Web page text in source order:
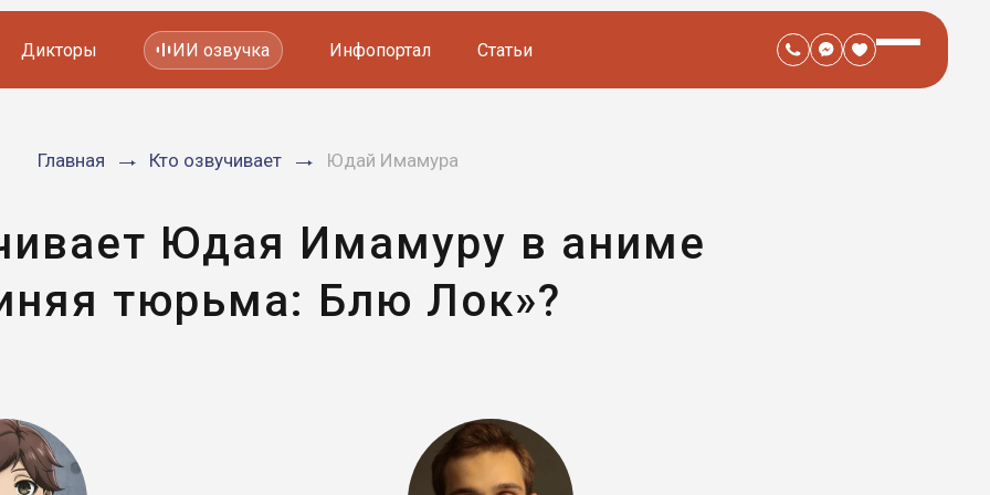
Мультфильмов
Дикторы ИИ озвучка Инфопортал Статьи
Главная Кто озвучивает Юдай Имамура
Юдая Имамуру в аниме
тюрьма: Блю Лок»?